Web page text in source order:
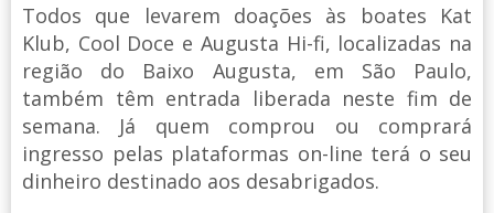
Todos que levarem doações às boates Kat
Klub, Cool Doce e Augusta Hi-fi, localizadas na
região do Baixo Augusta, em São Paulo,
também têm entrada liberada neste fim de
semana. Já quem comprou ou comprará
ingresso pelas plataformas on-line terá o seu
dinheiro destinado aos desabrigados.